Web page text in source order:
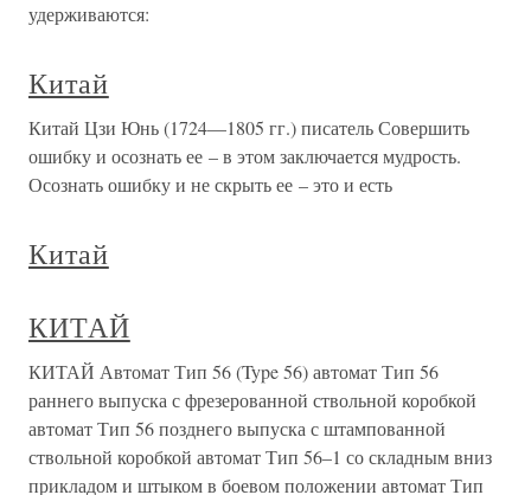
удерживаются:
Китай
Китай Цзи Юнь (1724—1805 гг.) писатель Совершить
ошибку и осознать ее – в этом заключается мудрость.
Осознать ошибку и не скрыть ее – это и есть
Китай
КИТАЙ
КИТАЙ Автомат Тип 56 (Type 56) автомат Тип 56
раннего выпуска с фрезерованной ствольной коробкой
автомат Тип 56 позднего выпуска с штампованной
ствольной коробкой автомат Тип 56–1 со складным вниз
прикладом и штыком в боевом положении автомат Тип